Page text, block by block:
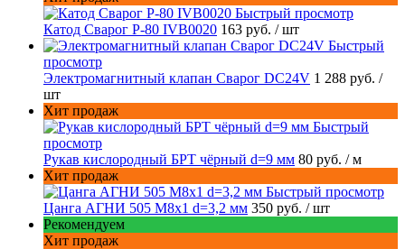
Быстрый просмотр
Катод Сварог P-80 IVB0020 163 руб. / шт
Быстрый
просмотр
Электромагнитный клапан Сварог DC24V 1 288 руб. /
шт
Хит продаж
Быстрый
просмотр
Рукав кислородный БРТ чёрный d=9 мм 80 руб. / м
Хит продаж
Быстрый просмотр
Цанга АГНИ 505 М8х1 d=3,2 мм 350 руб. / шт
Рекомендуем
Хит продаж